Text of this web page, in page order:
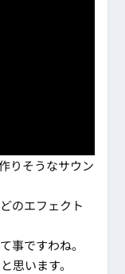
りそうなサウン
のエフェクト
事ですわね。
思います。